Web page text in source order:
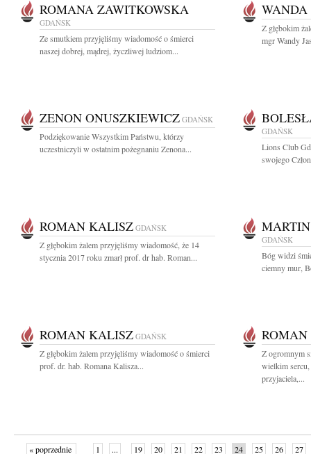
ROMANA ZAWITKOWSKA
GDAŃSK
Ze smutkiem przyjęliśmy wiadomość o śmierci
naszej dobrej, mądrej, życzliwej ludziom...
WANDA
Z głębokim
mgr Wandy
ZENON ONUSZKIEWICZ GDAŃSK
Podziękowanie Wszystkim Państwu, którzy
uczestniczyli w ostatnim pożegnaniu Zenona...
GDAŃSK
Lions Club
swojego
ROMAN KALISZ GDAŃSK
Z głębokim żalem przyjęliśmy wiadomość, że 14
stycznia 2017 roku zmarł prof. dr hab. Roman...
GDAŃSK
Bóg widzi
ciemny mur,
ROMAN KALISZ GDAŃSK
Z głębokim żalem przyjęliśmy wiadomość o śmierci
prof. dr. hab. Romana Kalisza...
Z ogromnym
wielkim
przyjaciela,...
« poprzednie 1 ... 19 20 21 22 23 24 25 26 27